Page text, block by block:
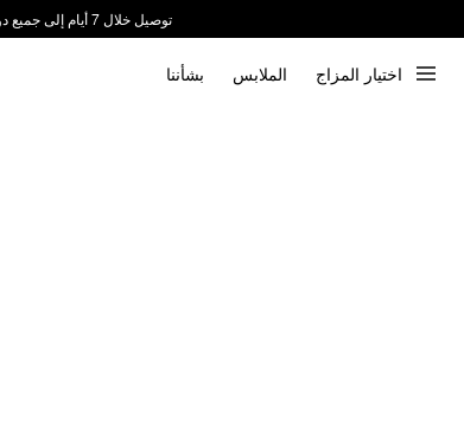
توصيل خلال 7 أيام إلى جميع دول الخليج
اختيار المزاج الملابس بشأننا